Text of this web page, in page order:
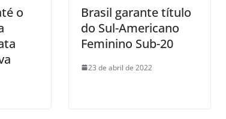
o
Brasil garante título
do Sul-Americano
Feminino Sub-20
23 de abril de 2022